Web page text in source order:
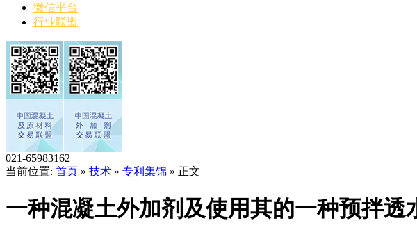
微信平台
行业联盟
021-65983162
当前位置: 首页 » 技术 » 专利集锦 » 正文
一种混凝土外加剂及使用其的一种预拌透